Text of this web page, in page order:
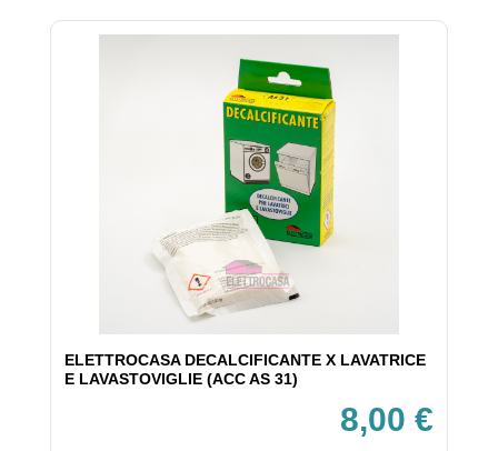
ELETTROCASA DECALCIFICANTE X LAVATRICE
E LAVASTOVIGLIE (ACC AS 31)
8,00 €